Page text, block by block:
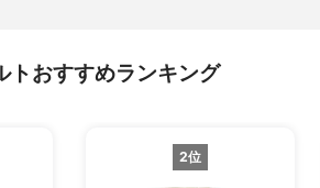
トおすすめランキング
2位